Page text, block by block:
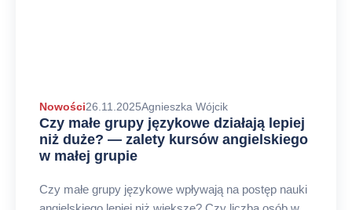
Nowości26.11.2025Autor
arykułu
Agnieszka Wójcik
Czy małe grupy językowe działają lepiej
niż duże? — zalety kursów angielskiego
w małej grupie
Czy małe grupy językowe wpływają na postęp nauki